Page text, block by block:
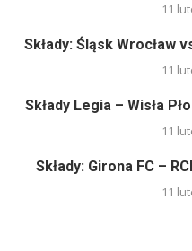
11
Składy: Śląsk Wrocław
11
Składy Legia – Wisła
11
Składy: Girona FC –
11